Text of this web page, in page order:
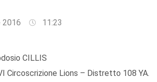
2016 11:23
CILLIS
Circoscrizione Lions – Distretto 108 YA.